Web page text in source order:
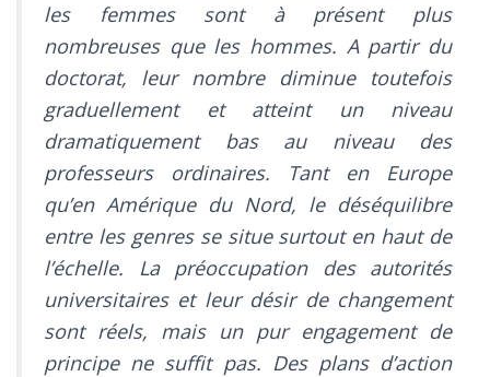
les femmes sont à présent plus
nombreuses que les hommes. A partir du
doctorat, leur nombre diminue toutefois
graduellement et atteint un niveau
dramatiquement bas au niveau des
professeurs ordinaires. Tant en Europe
qu’en Amérique du Nord, le déséquilibre
entre les genres se situe surtout en haut de
l’échelle. La préoccupation des autorités
universitaires et leur désir de changement
sont réels, mais un pur engagement de
principe ne suffit pas. Des plans d’action